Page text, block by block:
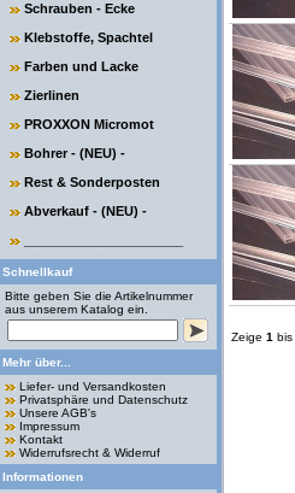
Schrauben - Ecke
Klebstoffe, Spachtel
Farben und Lacke
Zierlinen
PROXXON Micromot
Bohrer - (NEU) -
Rest & Sonderposten
Abverkauf - (NEU) -
Schnellkauf
Bitte geben Sie die Artikelnummer
aus unserem Katalog ein.
Mehr über...
Liefer- und Versandkosten
Privatsphäre und Datenschutz
Unsere AGB's
Impressum
Kontakt
Widerrufsrecht & Widerruf
Informationen
Zeige 1 bis